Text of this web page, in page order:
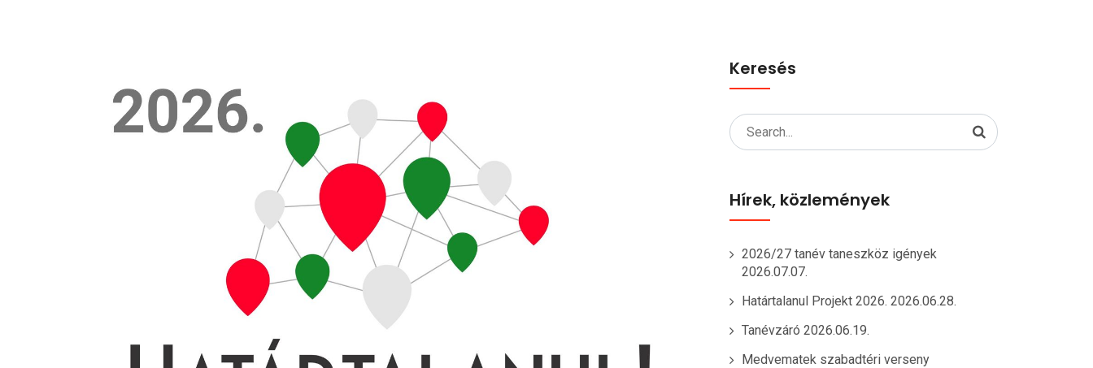
Keresés
Search
for:
Hírek, közlemények
2026/27 tanév taneszköz igények
2026.07.07.
Határtalanul Projekt 2026. 2026.06.28.
Tanévzáró 2026.06.19.
Medvematek szabadtéri verseny